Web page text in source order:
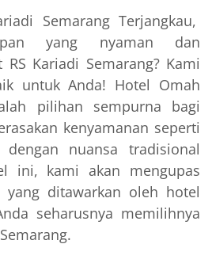
Semarang Terjangkau,
yang nyaman dan
Kariadi Semarang? Kami
untuk Anda! Hotel Omah
pilihan sempurna bagi
kenyamanan seperti
nuansa tradisional
ini, kami akan mengupas
yang ditawarkan oleh hotel
seharusnya memilihnya